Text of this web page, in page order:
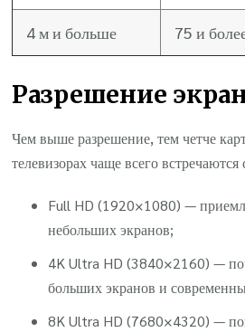
4 м и больше 75 и
Разрешение
Чем выше разрешение, тем четче
телевизорах чаще всего
Full HD (1920×1080) —
небольших экранов;
4K Ultra HD (3840×2160) —
больших экранов и
8K Ultra HD (7680×4320) —